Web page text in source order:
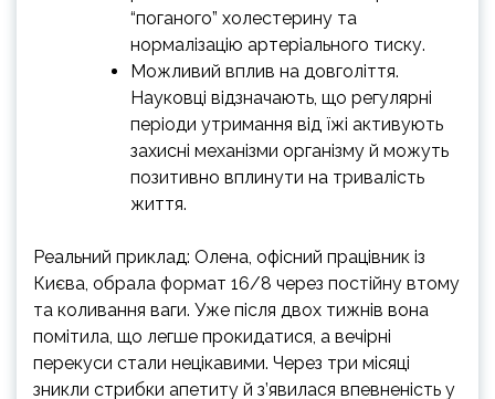
“поганого” холестерину та
нормалізацію артеріального тиску.
Можливий вплив на довголіття.
Науковці відзначають, що регулярні
періоди утримання від їжі активують
захисні механізми організму й можуть
позитивно вплинути на тривалість
життя.
Реальний приклад: Олена, офісний працівник із
Києва, обрала формат 16/8 через постійну втому
та коливання ваги. Уже після двох тижнів вона
помітила, що легше прокидатися, а вечірні
перекуси стали нецікавими. Через три місяці
зникли стрибки апетиту й з’явилася впевненість у